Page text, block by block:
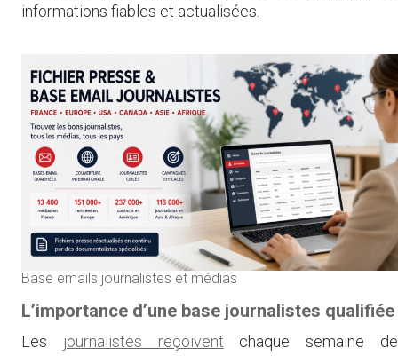
informations fiables et actualisées.
Base emails journalistes et médias
L’importance d’une base journalistes qualifiée
Les journalistes reçoivent chaque semaine